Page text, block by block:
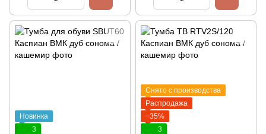
Новинка
3
Снято с производства
Распродажа
−35%
3